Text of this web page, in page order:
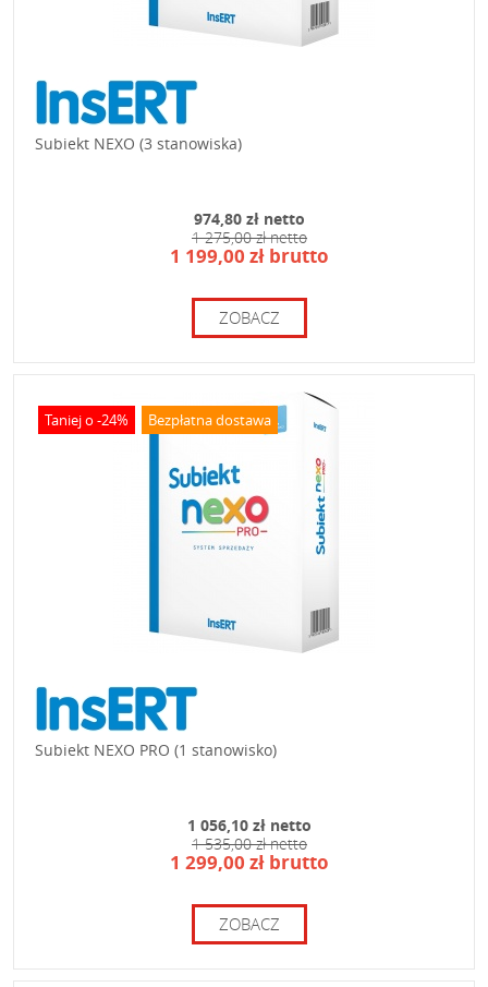
Subiekt NEXO (3 stanowiska)
974,80 zł netto
1 275,00 zł netto
1 199,00 zł brutto
ZOBACZ
Taniej o -24% Bezpłatna dostawa
Subiekt NEXO PRO (1 stanowisko)
1 056,10 zł netto
1 535,00 zł netto
1 299,00 zł brutto
ZOBACZ